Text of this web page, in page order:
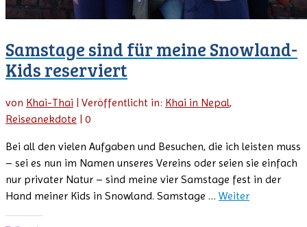
Samstage sind für meine Snowland-
Kids reserviert
von Khai-Thai | Veröffentlicht in: Khai in Nepal,
Reiseanekdote | 0
Bei all den vielen Aufgaben und Besuchen, die ich leisten muss
– sei es nun im Namen unseres Vereins oder seien sie einfach
nur privater Natur – sind meine vier Samstage fest in der
Hand meiner Kids in Snowland. Samstage … Weiter